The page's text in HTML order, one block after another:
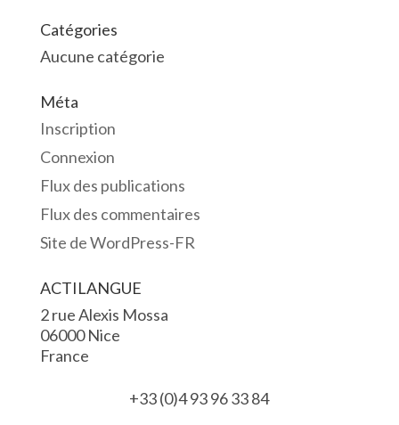
Catégories
Aucune catégorie
Méta
Inscription
Connexion
Flux des publications
Flux des commentaires
Site de WordPress-FR
ACTILANGUE
2 rue Alexis Mossa
06000 Nice
France
+33 (0)4 93 96 33 84